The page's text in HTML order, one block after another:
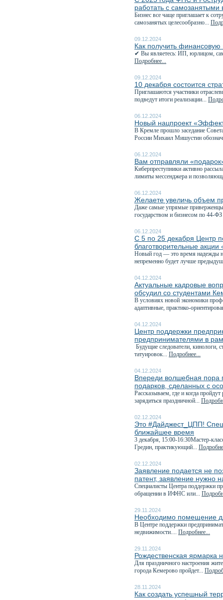
работать с
Бизнес все чаще приглашает к
самозанятых целесообразно...
09.12.2024
Как получить финансовую
✔ Вы являетесь: ИП, юрлицом,
Подробнее...
09.12.2024
10 декабря состоится
Приглашаются участники
подведут итоги реализации...
06.12.2024
Новый нацпроект
В Кремле прошло заседание
России Михаил Мишустин
06.12.2024
Вам отправляли
Киберпреступники активно
лимиты мессенджера и
06.12.2024
Желаете увеличь объем
Даже самые упрямые приверженцы
государством и бизнесом по 44-
06.12.2024
С 5 по 25 декабря Центр
благотворительные
Новый год — это время надежды
непременно будет лучше
04.12.2024
Актуальные кадровые
обсудил со студентами
В условиях новой экономики
адаптивные, практико-
04.12.2024
Центр поддержки
предпринимателями в
Будущие следователи, кинологи,
татуировок... Подробнее...
04.12.2024
Впереди волшебная пора
подарков, сделанных с
Рассказываем, где и когда
зарядиться праздничной...
02.12.2024
Это #Дайджест_ЦПП!
ближайшее время
3 декабря, 15:00-16:30Мастер-
Гредин, практикующий...
02.12.2024
Заявление подается не
патент, заявление нужно
Специалисты Центра поддержки
обращении в ИФНС или...
29.11.2024
Необходимо помещение
В Центре поддержки
недвижимости.... Подробнее...
29.11.2024
Рождественская ярмарка
Для праздничного настроения
города Кемерово пройдет...
28.11.2024
Как создать успешный